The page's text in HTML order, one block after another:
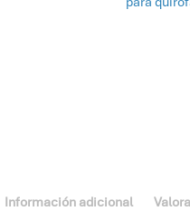
Información adicional